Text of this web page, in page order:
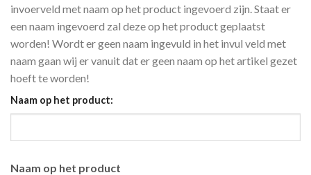
invoerveld met naam op het product ingevoerd zijn. Staat er
een naam ingevoerd zal deze op het product geplaatst
worden! Wordt er geen naam ingevuld in het invul veld met
naam gaan wij er vanuit dat er geen naam op het artikel gezet
hoeft te worden!
Naam op het product:
Naam op het product